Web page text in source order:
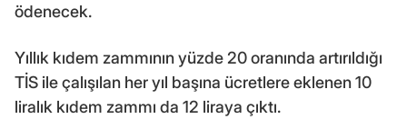
ödenecek.
Yıllık kıdem zammının yüzde 20 oranında artırıldığı
TİS ile çalışılan her yıl başına ücretlere eklenen 10
liralık kıdem zammı da 12 liraya çıktı.